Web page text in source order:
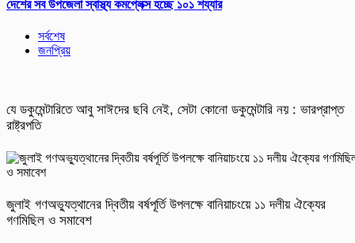
দেশের সব উপজেলা স্বাস্থ্য কমপ্লেক্স হচ্ছে ১০১ শয্যার
সর্বশেষ
জনপ্রিয়
যে ডকুমেন্টারিতে আবু সাঈদের ছবি নেই, সেটা কোনো ডকুমেন্টারি নয় : ভারপ্রাপ্ত
রাষ্ট্রপতি
জুলাই গণঅভ্যুত্থানের দ্বিতীয় বর্ষপূর্তি উপলক্ষে বানিয়াচংয়ে ১১ দলীয় ঐক্যের
গণমিছিল ও সমাবেশ